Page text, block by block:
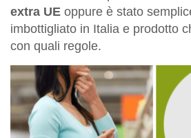
extra UE oppure è stato
imbottigliato in Italia e prodotto
con quali regole.